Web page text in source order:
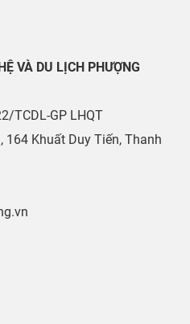
VÀ DU LỊCH PHƯỢNG
TCDL-GP LHQT
164 Khuất Duy Tiến, Thanh